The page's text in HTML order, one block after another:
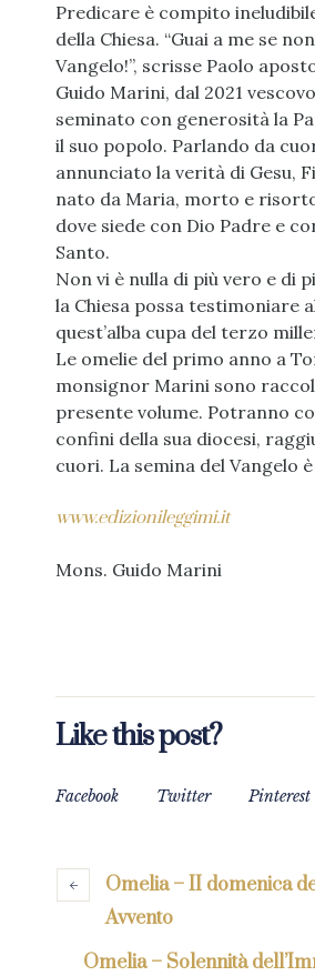
Predicare è compito
della Chiesa. “Guai a me se
Vangelo!”, scrisse Paolo
Guido Marini, dal 2021
seminato con generosità la
il suo popolo. Parlando da
annunciato la verità di Gesu,
nato da Maria, morto e
dove siede con Dio Padre e
Santo.
Non vi è nulla di più vero e di
la Chiesa possa testimoniare
quest’alba cupa del terzo
Le omelie del primo anno a
monsignor Marini sono
presente volume. Potranno
confini della sua diocesi,
cuori. La semina del Vangelo
www.edizionileggimi.it
Mons. Guido Marini
Like this post?
Facebook Twitter Pinterest
Omelia – II domenica
Avvento
Omelia – Solennità